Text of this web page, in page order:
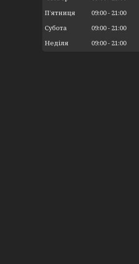
Пʼятниця
09:00
21:00
Субота
09:00
21:00
Неділя
09:00 21:00